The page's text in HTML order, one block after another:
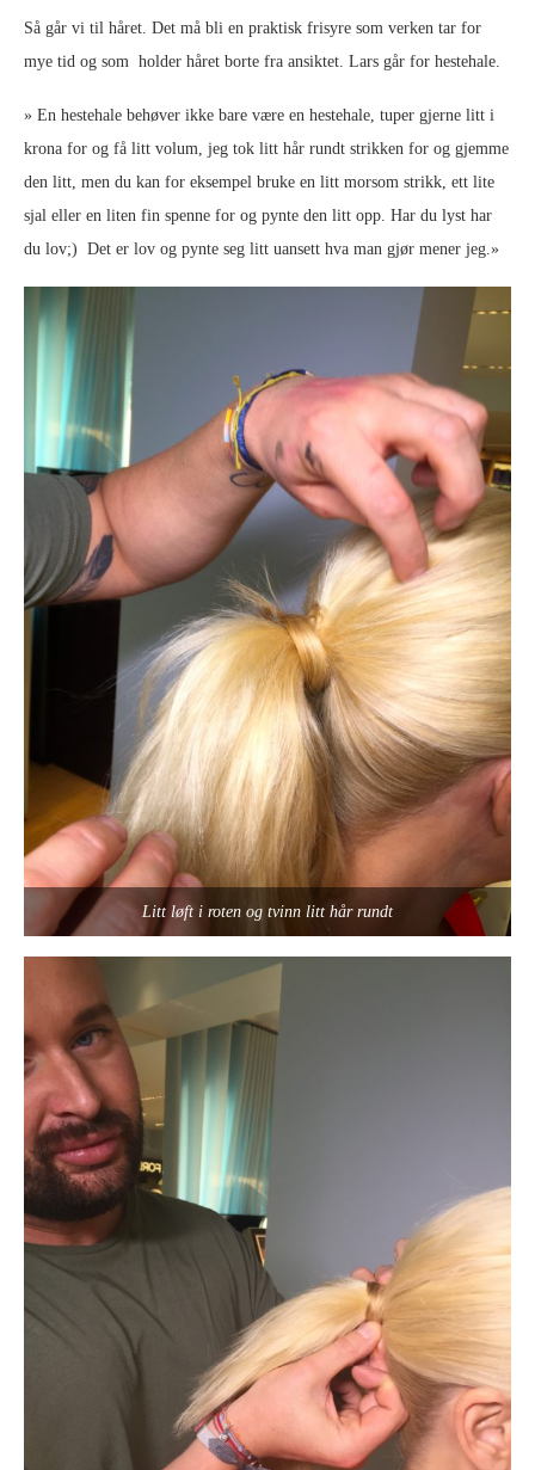
Så går vi til håret. Det må bli en praktisk frisyre som verken tar for
mye tid og som holder håret borte fra ansiktet. Lars går for hestehale.
» En hestehale behøver ikke bare være en hestehale, tuper gjerne litt i
krona for og få litt volum, jeg tok litt hår rundt strikken for og gjemme
den litt, men du kan for eksempel bruke en litt morsom strikk, ett lite
sjal eller en liten fin spenne for og pynte den litt opp. Har du lyst har
du lov;) Det er lov og pynte seg litt uansett hva man gjør mener jeg.»
Litt løft i roten og tvinn litt hår rundt